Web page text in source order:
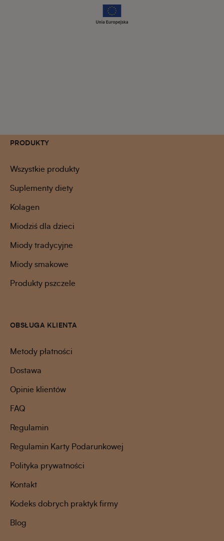
PRODUKTY
Wszystkie produkty
Suplementy diety
Kolagen
Miodziś dla dzieci
Miody tradycyjne
Miody smakowe
Produkty pszczele
OBSŁUGA KLIENTA
Metody płatności
Dostawa
Opinie klientów
FAQ
Regulamin
Regulamin Karty Podarunkowej
Polityka prywatności
Kontakt
Kodeks dobrych praktyk firmy
Blog